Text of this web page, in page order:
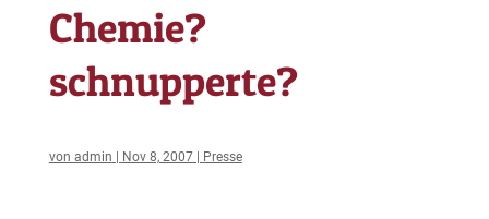
Chemie?
schnupperte?
von admin Nov 8, 2007| Presse